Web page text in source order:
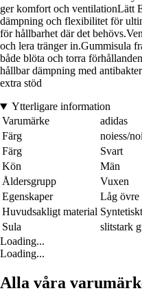
ger komfort och ventilationLätt
dämpning och flexibilitet för
för hållbarhet där det
och lera tränger in.Gummisula
både blöta och torra
hållbar dämpning med
extra stöd
Ytterligare information
Varumärke
adidas
Färg
noiess/
Färg
Svart
Kön
Män
Åldersgrupp
Vuxen
Egenskaper
Låg övre
Huvudsakligt material
Sula
slitstark
Loading...
Loading...
Alla våra